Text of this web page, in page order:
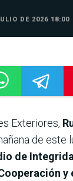
DE 2026 18:00
Exteriores,
de este
de
y